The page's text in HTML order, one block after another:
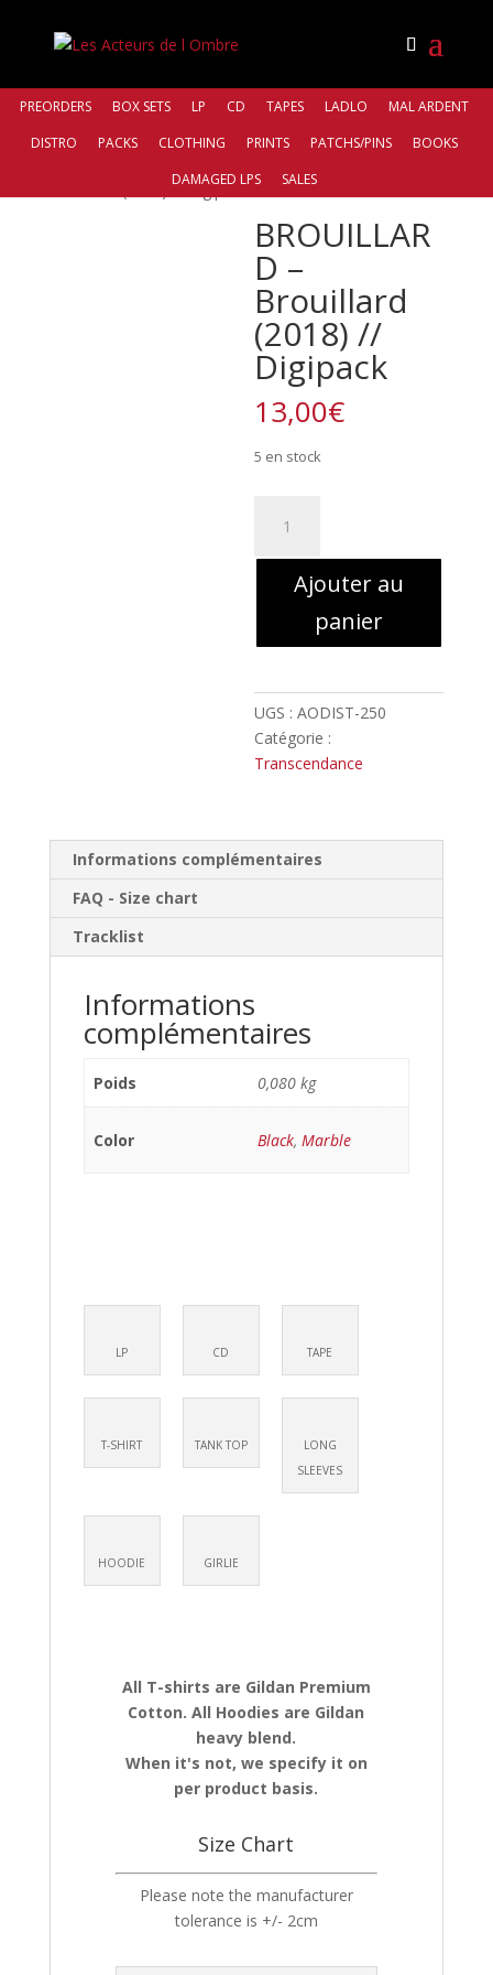
PREORDERS BOX SETS LP CD TAPES LADLO
MAL ARDENT
DISTRO
PACKS CLOTHING PRINTS PATCHS/PINS
BOOKS
DAMAGED LPS
SALES
Brouillard (2018) // Digipack
BROUILLAR
D –
Brouillard
(2018) //
Digipack
13,00€
5 en stock
BROUILLARD
Ajouter au
panier
UGS :AODIST-250
Catégorie :
Transcendance
Informations complémentaires
FAQ - Size chart
Tracklist
Informations
complémentaires
Poids 0,080 kg
Color Black, Marble
LP CD TAPE
T-SHIRT TANK TOP
LONG
SLEEVES
HOODIE GIRLIE
All T-shirts are Gildan Premium
Cotton. All Hoodies are Gildan
heavy blend.
When it's not, we specify it on
per product basis.
Size Chart
Please note the manufacturer
tolerance is +/- 2cm